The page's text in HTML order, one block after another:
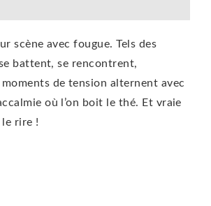
scène avec fougue. Tels des
battent, se rencontrent,
moments de tension alternent avec
où l’on boit le thé. Et vraie
rire !